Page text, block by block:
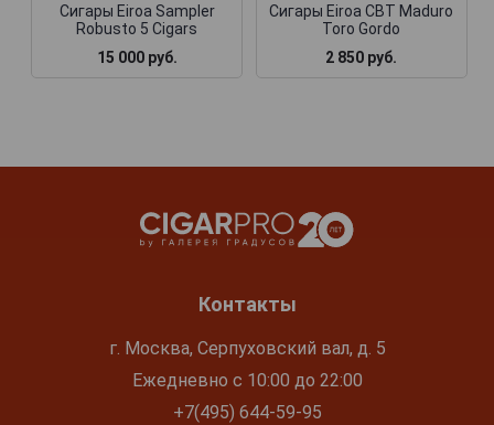
Сигары Eiroa Sampler
Robusto 5 Cigars
15 000 руб.
Сигары Eiroa CBT Maduro
Toro Gordo
2 850 руб.
Контакты
г. Москва, Серпуховский вал, д. 5
Ежедневно с 10:00 до 22:00
+7(495) 644-59-95